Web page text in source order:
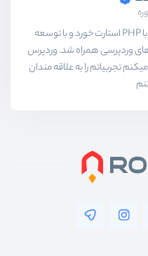
داستان من و کدنویسی 9 سال پیش با PHP استارت خورد و با توسعه
های وردپرسی همراه شد. وردپرس
میکنم تجربیاتم را به علاقه مندان